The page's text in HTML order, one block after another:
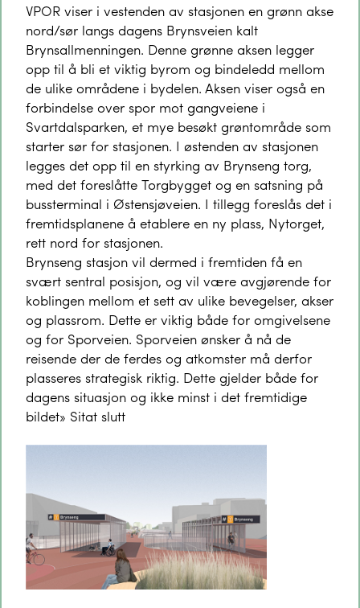
VPOR viser i vestenden av stasjonen en grønn akse
nord/sør langs dagens Brynsveien kalt
Brynsallmenningen. Denne grønne aksen legger
opp til å bli et viktig byrom og bindeledd mellom
de ulike områdene i bydelen. Aksen viser også en
forbindelse over spor mot gangveiene i
Svartdalsparken, et mye besøkt grøntområde som
starter sør for stasjonen. I østenden av stasjonen
legges det opp til en styrking av Brynseng torg,
med det foreslåtte Torgbygget og en satsning på
bussterminal i Østensjøveien. I tillegg foreslås det i
fremtidsplanene å etablere en ny plass, Nytorget,
rett nord for stasjonen.
Brynseng stasjon vil dermed i fremtiden få en
svært sentral posisjon, og vil være avgjørende for
koblingen mellom et sett av ulike bevegelser, akser
og plassrom. Dette er viktig både for omgivelsene
og for Sporveien. Sporveien ønsker å nå de
reisende der de ferdes og atkomster må derfor
plasseres strategisk riktig. Dette gjelder både for
dagens situasjon og ikke minst i det fremtidige
bildet» Sitat slutt